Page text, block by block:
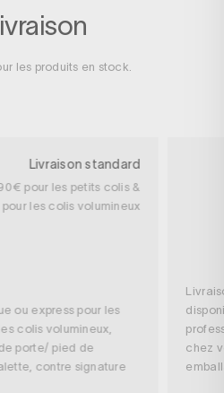
les produits en stock.
Livraison standard
pour les petits colis &
les colis volumineux
ou express pour les
colis volumineux,
porte/ pied de
contre signature
chez